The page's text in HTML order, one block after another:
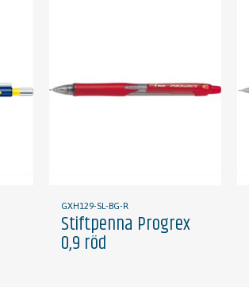
GXH129-SL-BG-R
Stiftpenna Progrex
0,9 röd